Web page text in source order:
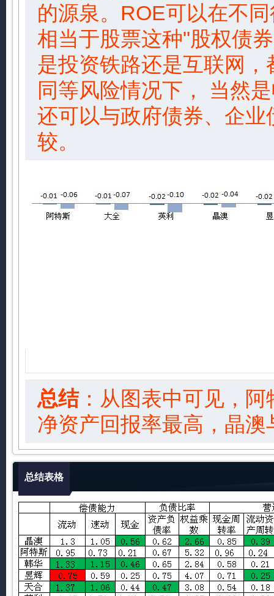
的源泉。ROE可以在不
相当于股票这种"股权债
是投资铁路还是互联网
同等风险情况下， 当然
还可以与政府债券、企
较。
总结：从图表中可见，
净资产回报率最高，晶澳
总结表格